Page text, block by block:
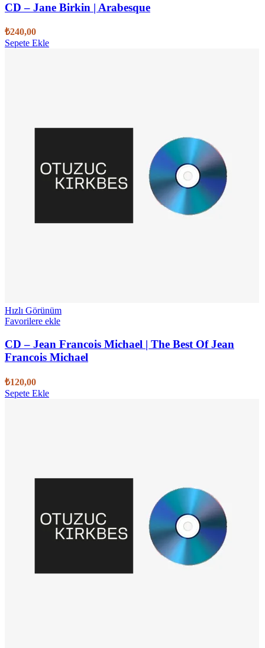
CD – Jane Birkin | Arabesque
₺240,00
Sepete Ekle
Hızlı Görünüm
Favorilere ekle
CD – Jean Francois Michael | The Best Of Jean
Francois Michael
₺120,00
Sepete Ekle